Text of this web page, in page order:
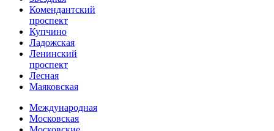
Комендантский
проспект
Купчино
Ладожская
Ленинский
проспект
Лесная
Маяковская
Международная
Московская